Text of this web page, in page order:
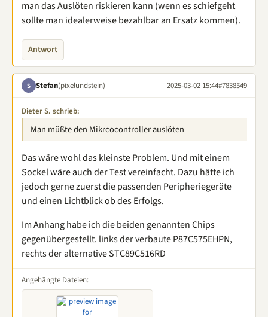
man das Auslöten riskieren kann (wenn es schiefgeht
sollte man idealerweise bezahlbar an Ersatz kommen).
Antwort
S Stefan(pixelundstein) 2025-03-02 15:44#7838549
Dieter S. schrieb:
Man müßte den Mikrcocontroller auslöten
Das wäre wohl das kleinste Problem. Und mit einem
Sockel wäre auch der Test vereinfacht. Dazu hätte ich
jedoch gerne zuerst die passenden Peripheriegeräte
und einen Lichtblick ob des Erfolgs.
Im Anhang habe ich die beiden genannten Chips
gegenübergestellt. links der verbaute P87C575EHPN,
rechts der alternative STC89C516RD
Angehängte Dateien: